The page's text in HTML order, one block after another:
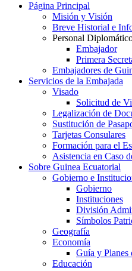
Página Principal
Misión y Visión
Breve Historial e
Personal
Embajador
Primera
Embajadores de
Servicios de la Embajada
Visado
Solicitud de
Legalización de
Sustitución de
Tarjetas Consulares
Formación para el
Asistencia en Caso
Sobre Guinea Ecuatorial
Gobierno e
Gobierno
Instituciones
División
Símbolos
Geografía
Economía
Guía y Planes
Educación